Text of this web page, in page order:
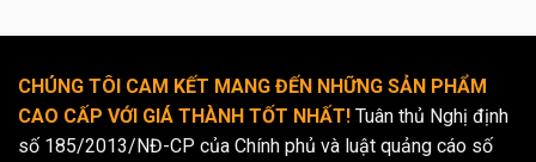
CHÚNG TÔI CAM KẾT MANG ĐẾN NHỮNG SẢN PHẨM
CAO CẤP VỚI GIÁ THÀNH TỐT NHẤT! Tuân thủ Nghị định
số 185/2013/NĐ-CP của Chính phủ và luật quảng cáo số